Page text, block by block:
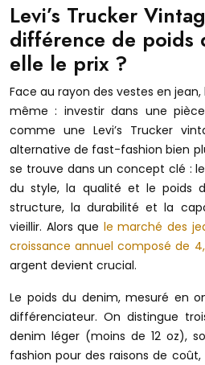
Levi’s Trucker
différence de poids
elle le prix ?
Face au rayon des vestes en
même : investir dans une
comme une Levi’s Trucker
alternative de fast-fashion bien
se trouve dans un concept clé :
du style, la qualité et le poids
structure, la durabilité et la
vieillir. Alors que le marché des
croissance annuel composé de
argent devient crucial.
Le poids du denim, mesuré en
différenciateur. On distingue
denim léger (moins de 12 oz),
fashion pour des raisons de